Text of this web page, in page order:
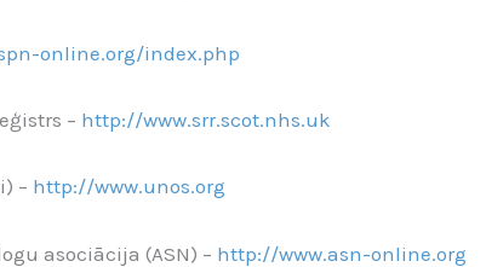
online.org/index.php
– http://www.srr.scot.nhs.uk
– http://www.unos.org
asociācija (ASN) – http://www.asn-online.org